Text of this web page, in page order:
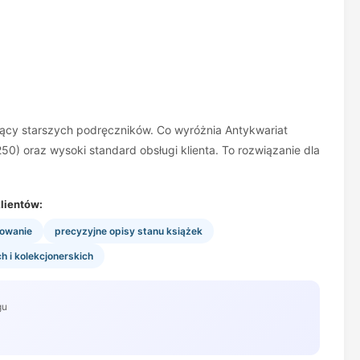
starszych podręczników. Co wyróżnia Antykwariat
oraz wysoki standard obsługi klienta. To rozwiązanie dla
precyzyjne opisy stanu książek
i kolekcjonerskich